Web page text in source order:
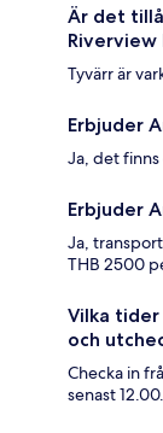
Är det
Riverview
Tyvärr är
Erbjuder
Ja, det
Erbjuder
Ja,
THB 2500
Vilka
och
Checka in
senast